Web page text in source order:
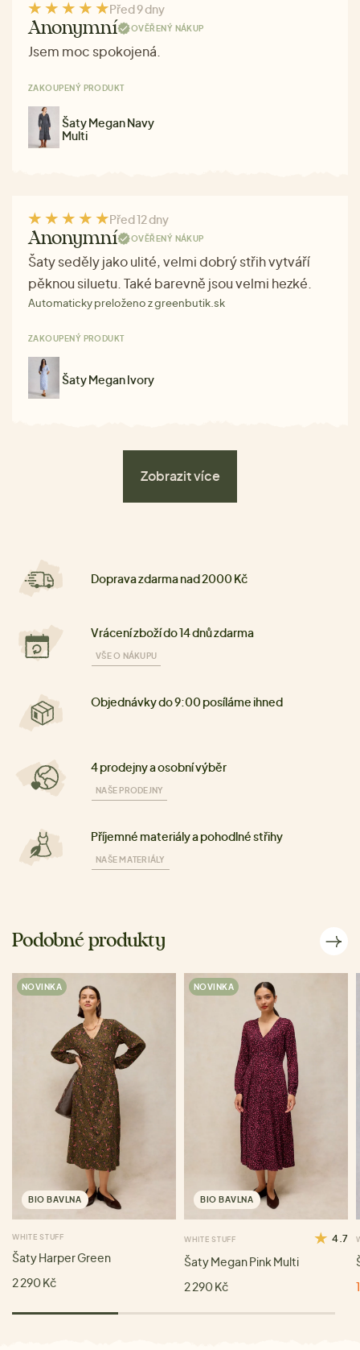
Před 9 dny
Anonymní OVĚŘENÝ NÁKUP
Jsem moc spokojená.
ZAKOUPENÝ PRODUKT
Šaty Megan Navy
Multi
Před 12 dny
Anonymní OVĚŘENÝ NÁKUP
Šaty seděly jako ulité, velmi dobrý střih vytváří
pěknou siluetu. Také barevně jsou velmi hezké.
Automaticky preloženo z greenbutik.sk
ZAKOUPENÝ PRODUKT
Šaty Megan Ivory
Zobrazit více
Doprava zdarma nad 2000 Kč
Vrácení zboží do 14 dnů zdarma
VŠE O NÁKUPU
Objednávky do 9:00 posíláme ihned
4 prodejny a osobní výběr
NAŠE PRODEJNY
Příjemné materiály a pohodlné střihy
NAŠE MATERIÁLY
Podobné produkty
NOVINKA
BIO BAVLNA
WHITE STUFF
Šaty Harper Green
2 290 Kč
NOVINKA
BIO BAVLNA
WHITE STUFF 4.7
Šaty Megan Pink Multi
2 290 Kč